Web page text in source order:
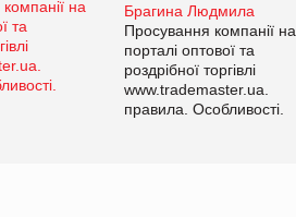
Брагина Людмила
Просування компанії на
порталі оптової та
роздрібної торгівлі
www.trademaster.ua.
правила. Особливості.